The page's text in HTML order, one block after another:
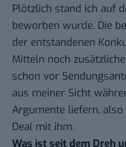
Plötzlich stand ich auf
beworben wurde. Die
der entstandenen
Mitteln noch
schon vor
aus meiner Sicht
Argumente liefern,
Deal mit ihm.
Was ist seit dem Dreh